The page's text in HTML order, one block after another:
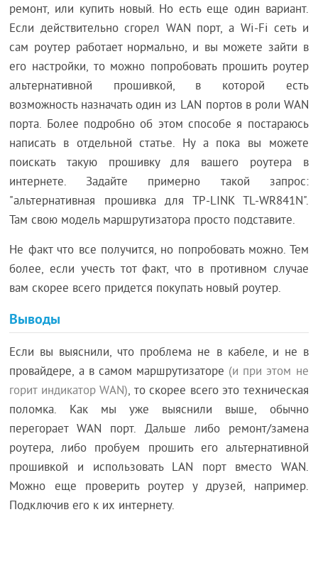
ремонт, или купить новый. Но есть еще один вариант.
Если действительно сгорел WAN порт, а Wi-Fi сеть и
сам роутер работает нормально, и вы можете зайти в
его настройки, то можно попробовать прошить роутер
альтернативной прошивкой, в которой есть
возможность назначать один из LAN портов в роли WAN
порта. Более подробно об этом способе я постараюсь
написать в отдельной статье. Ну а пока вы можете
поискать такую прошивку для вашего роутера в
интернете. Задайте примерно такой запрос:
"альтернативная прошивка для TP-LINK TL-WR841N".
Там свою модель маршрутизатора просто подставите.
Не факт что все получится, но попробовать можно. Тем
более, если учесть тот факт, что в противном случае
вам скорее всего придется покупать новый роутер.
Выводы
Если вы выяснили, что проблема не в кабеле, и не в
провайдере, а в самом маршрутизаторе (и при этом не
горит индикатор WAN), то скорее всего это техническая
поломка. Как мы уже выяснили выше, обычно
перегорает WAN порт. Дальше либо ремонт/замена
роутера, либо пробуем прошить его альтернативной
прошивкой и использовать LAN порт вместо WAN.
Можно еще проверить роутер у друзей, например.
Подключив его к их интернету.